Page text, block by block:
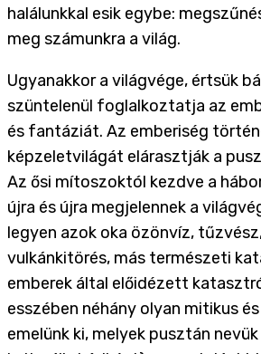
halálunkkal esik egybe:
meg számunkra a világ.
Ugyanakkor a világvége, értsük
szüntelenül foglalkoztatja az
és fantáziát. Az emberiség
képzeletvilágát elárasztják a
Az ősi mítoszoktól kezdve a
újra és újra megjelennek a
legyen azok oka özönvíz,
vulkánkitörés, más természeti
emberek által előidézett
esszében néhány olyan mitikus
emelünk ki, melyek pusztán